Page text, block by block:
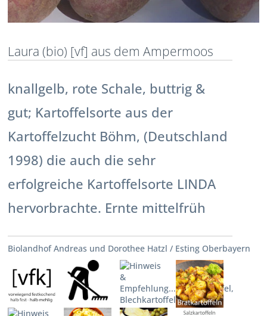
Laura (bio) [vf] aus dem Ampermoos
knallgelb, rote Schale, buttrig &
gut; Kartoffelsorte aus der
Kartoffelzucht Böhm, (Deutschland
1998) die auch die sehr
erfolgreiche Kartoffelsorte LINDA
hervorbrachte. Ernte mittelfrüh
Biolandhof Andreas und Dorothee Hatzl / Esting Oberbayern